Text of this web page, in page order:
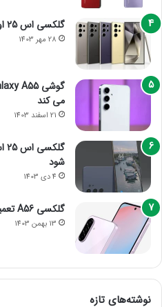
گلکسی اس 25 اولترا در چهار رنگ عرضه می شود
28 مهر 1403
می کند
21 اسفند 1403
شود
4 دی 1403
گلکسی A56 تعمیر سخت تری نسبت به A55 دارد
13 بهمن 1403
نوشته‌های تازه